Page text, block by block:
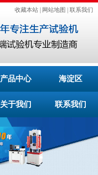
收藏本站 网站地图 联系我们
产品中心 海淀区
关于我们 联系我们